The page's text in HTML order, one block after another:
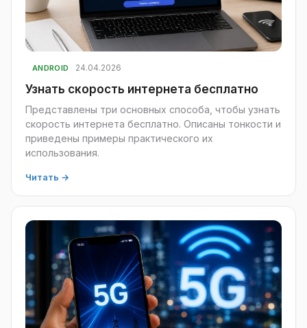
ANDROID 24.04.2026
Узнать скорость интернета бесплатно
Представлены три основных способа, чтобы узнать
скорость интернета бесплатно. Описаны тонкости и
приведены примеры практического их
использования.
Читать →